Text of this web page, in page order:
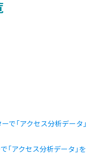
「アクセス分析データ」を